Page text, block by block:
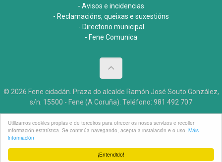
¡Entendido!
Utilizamos cookies propias e de terceiros para ofrecer os nosos servizos e recoller
información estatística. Se continúa navegando, acepta a instalación e o uso. Máis
información
- Avisos e incidencias
- Reclamacións, queixas e suxestións
- Directorio municipal
- Fene Comunica
© 2026 Fene cidadán. Praza do alcalde Ramón José Souto González,
s/n. 15500 - Fene (A Coruña). Teléfono: 981 492 707